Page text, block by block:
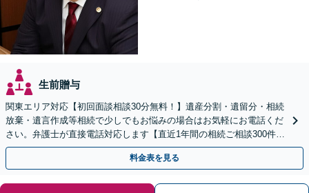
生前贈与
関東エリア対応【初回面談相談30分無料！】遺産分割・遺留分・相続
放棄・遺言作成等相続で少しでもお悩みの場合はお気軽にお電話くだ
さい。弁護士が直接電話対応します【直近1年間の相続ご相談300件以
上！＆相続の著書・セミナー多数】弁護士複数所属
料金表を見る